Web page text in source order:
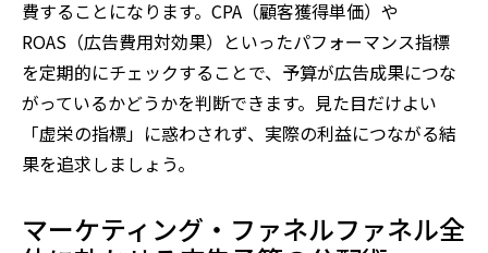
費することになります。CPA（顧客獲得単価）や
ROAS（広告費用対効果）といったパフォーマンス指標
を定期的にチェックすることで、予算が広告成果につな
がっているかどうかを判断できます。見た目だけよい
「虚栄の指標」に惑わされず、実際の利益につながる結
果を追求しましょう。
マーケティング・ファネルファネル全